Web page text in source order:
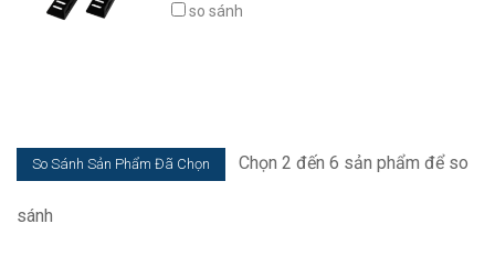
so sánh
Chọn 2 đến 6 sản phẩm để so
sánh